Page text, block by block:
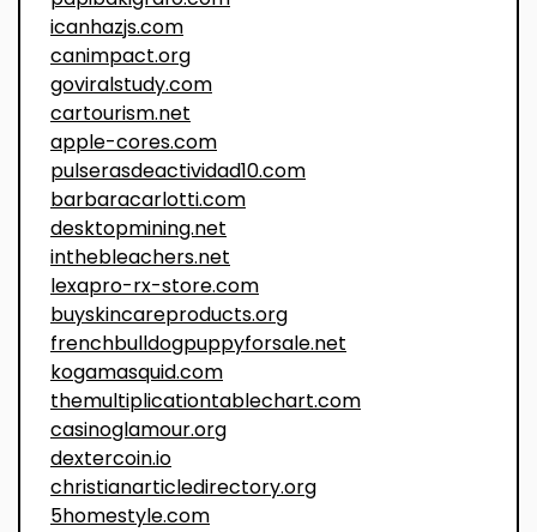
icanhazjs.com
canimpact.org
goviralstudy.com
cartourism.net
apple-cores.com
pulserasdeactividad10.com
barbaracarlotti.com
desktopmining.net
inthebleachers.net
lexapro-rx-store.com
buyskincareproducts.org
frenchbulldogpuppyforsale.net
kogamasquid.com
themultiplicationtablechart.com
casinoglamour.org
dextercoin.io
christianarticledirectory.org
5homestyle.com